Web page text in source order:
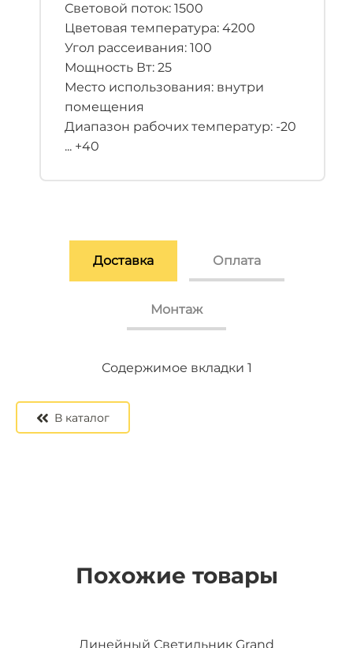
Световой поток: 1500
Цветовая температура: 4200
Угол рассеивания: 100
Мощность Вт: 25
Место использования: внутри
помещения
Диапазон рабочих температур: -20
... +40
Доставка Оплата
Монтаж
Содержимое вкладки 1
Содержимое вкладки 2
Содержимое вкладки 3
В каталог
Похожие товары
Линейный Светильник Grand